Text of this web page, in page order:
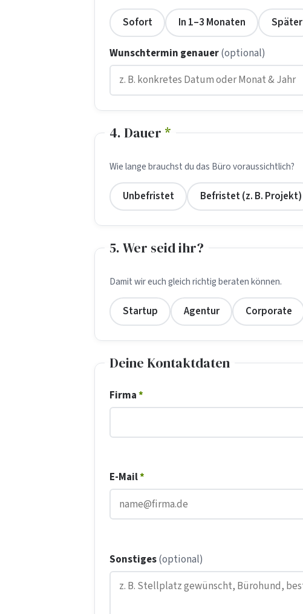
Sofort In 1–3 Monaten Später
Wunschtermin genauer(optional)
4. Dauer *
Wie lange brauchst du das Büro voraussichtlich?
Unbefristet Befristet (z. B. Projekt)
5. Wer seid ihr?
Damit wir euch gleich richtig beraten können.
Startup Agentur Corporate
Deine Kontaktdaten
Firma*
E-Mail*
Sonstiges(optional)